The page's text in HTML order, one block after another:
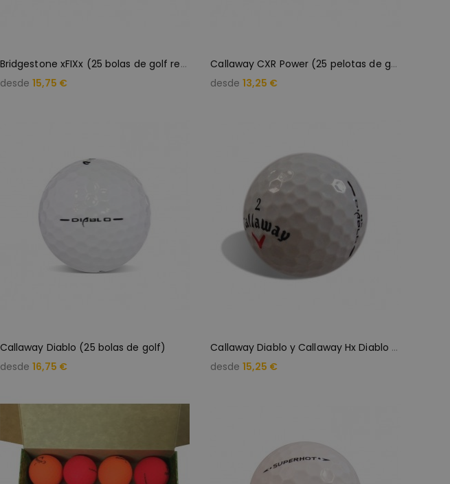
B
ridgestone xFIXx (25 bolas de golf recuperadas)
desde 15,75 €
C
allaway CXR Power (25 pelotas de golf)
desde13,25 €
Callaway Diablo (25 bolas de golf)
desde 16,75 €
C
allaway Diablo y Callaway Hx Diablo (25 bolas de golf)
desde15,25 €